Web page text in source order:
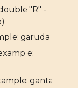
"R" -
garuda
ganta